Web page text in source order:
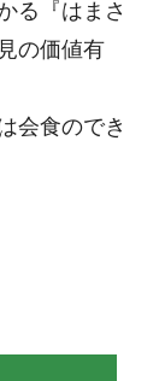
る『はまさ
の価値有
会食のでき